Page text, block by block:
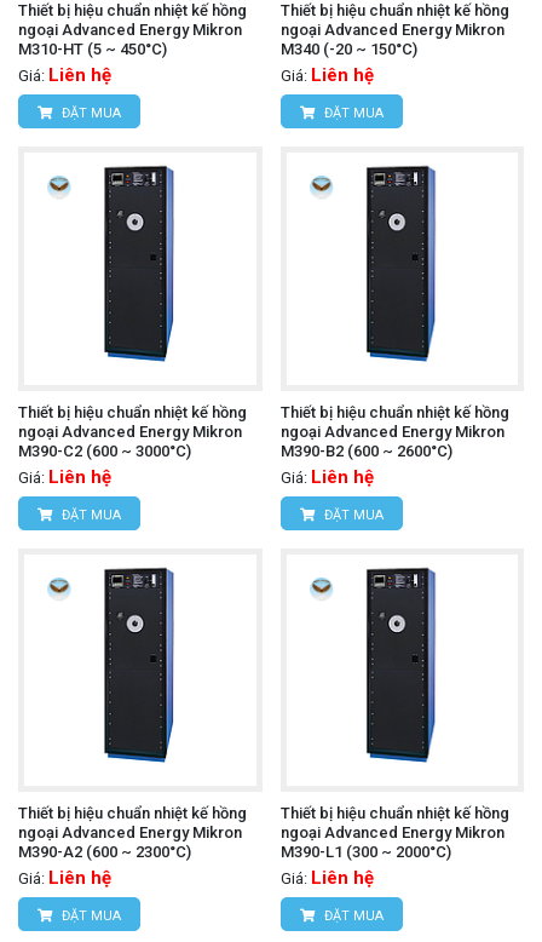
Thiết bị hiệu chuẩn nhiệt kế hồng
ngoại Advanced Energy Mikron
M310-HT (5 ~ 450°C)
Giá: Liên hệ
ĐẶT MUA
Thiết bị hiệu chuẩn nhiệt kế hồng
ngoại Advanced Energy Mikron
M340 (-20 ~ 150°C)
Giá: Liên hệ
ĐẶT MUA
Thiết bị hiệu chuẩn nhiệt kế hồng
ngoại Advanced Energy Mikron
M390-C2 (600 ~ 3000°C)
Giá: Liên hệ
ĐẶT MUA
Thiết bị hiệu chuẩn nhiệt kế hồng
ngoại Advanced Energy Mikron
M390-B2 (600 ~ 2600°C)
Giá: Liên hệ
ĐẶT MUA
Thiết bị hiệu chuẩn nhiệt kế hồng
ngoại Advanced Energy Mikron
M390-A2 (600 ~ 2300°C)
Giá: Liên hệ
ĐẶT MUA
Thiết bị hiệu chuẩn nhiệt kế hồng
ngoại Advanced Energy Mikron
M390-L1 (300 ~ 2000°C)
Giá: Liên hệ
ĐẶT MUA